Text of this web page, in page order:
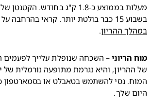
קראי בהרחבה על
ההריון.
שלך.